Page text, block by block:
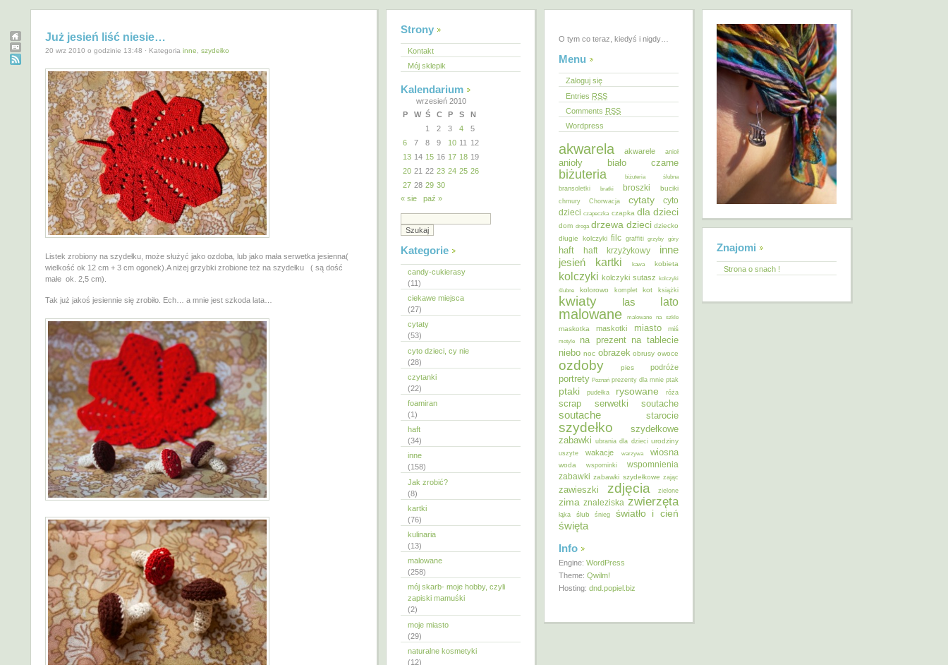
Już jesień liść niesie…
20 wrz 2010 o godzinie 13:48 · Kategoria inne szydełko
Listek zrobiony na szydełku, może służyć jako ozdoba, lub jako mała serwetka jesienna(
wielkość ok 12 cm + 3 cm ogonek).A niżej grzybki zrobione też na szydełku ( są dość
małe ok. 2,5 cm).
Tak już jakoś jesiennie się zrobiło. Ech… a mnie jest szkoda lata…
Strony
Kontakt
Mój sklepik
Kalendarium
wrzesień 2010
P
W Ś C P S
N
1
2 3 4
5
6
7 8 9 10 11
12
13 14 15 16 17 18 19
20 21 22 23 24 25 26
27 28 29 30
« sie
paź »
Kategorie
candy-cukierasy
(11)
ciekawe miejsca
(27)
cytaty
(53)
cyto dzieci, cy nie
(28)
czytanki
(22)
foamiran
(1)
haft
(34)
inne
(158)
Jak zrobić?
(8)
kartki
(76)
kulinaria
(13)
malowane
(258)
mój skarb- moje hobby, czyli
zapiski mamuśki
(2)
moje miasto
(29)
naturalne kosmetyki
(12)
O tym co teraz, kiedyś i nigdy…
Menu
Zaloguj się
Entries RSS
Comments RSS
Wordpress
akwarela akwarele anioł
anioły biało czarne
biżuteria
biżuteria ślubna
bransoletki
bratki broszki buciki
chmury Chorwacja cytaty
cyto
dzieci czapeczka czapka dla dzieci
dom droga drzewa dzieci dziecko
długie kolczyki filc graffiti grzyby góry
haft haft krzyżykowy inne
jesień kartki kawa kobieta
kolczyki kolczyki sutasz kolczyki
ślubne
kolorowo komplet kot książki
kwiaty las lato
malowane malowane na szkle
maskotka maskotki miasto miś
motyle na prezent na tablecie
niebo noc obrazek obrusy owoce
ozdoby pies podróże
portrety Poznań prezenty dla mnie ptak
ptaki pudełka rysowane róża
scrap serwetki soutache
soutache starocie
szydełko
szydełkowe
zabawki ubrania dla dzieci urodziny
uszyte wakacje warzywa wiosna
woda wspominki
wspomnienia
zabawki zabawki szydełkowe zając
zawieszki zdjęcia zielone
zima znaleziska zwierzęta
łąka ślub śnieg światło i cień
święta
Info
Engine: WordPress
Theme: Qwilm!
Hosting: dnd.popiel.biz
Znajomi
Strona o snach !